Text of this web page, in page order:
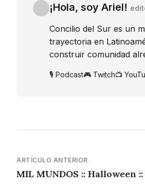
¡Hola, soy Ariel!
Concilio del Sur es un
trayectoria en
construir comunidad
🎙️ Podcast🎮 Twitch📺
ARTÍCULO ANTERIOR
MIL MUNDOS :: Halloween